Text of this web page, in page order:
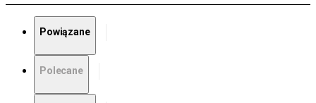
Powiązane
Polecane